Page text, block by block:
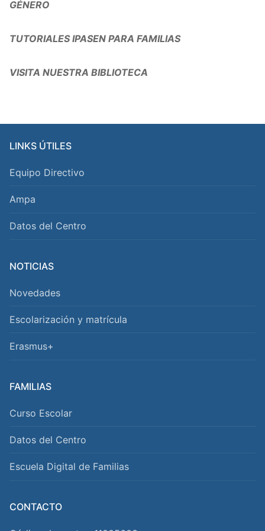
GÉNERO
TUTORIALES IPASEN PARA FAMILIAS
VISITA NUESTRA BIBLIOTECA
LINKS ÚTILES
Equipo Directivo
Ampa
Datos del Centro
NOTICIAS
Novedades
Escolarización y matrícula
Erasmus+
FAMILIAS
Curso Escolar
Datos del Centro
Escuela Digital de Familias
CONTACTO